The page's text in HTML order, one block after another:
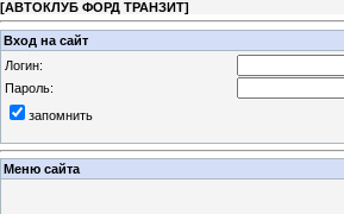
[АВТОКЛУБ ФОРД ТРАНЗИТ]
Вход на сайт
Логин:
Пароль:
запомнить
Меню сайта